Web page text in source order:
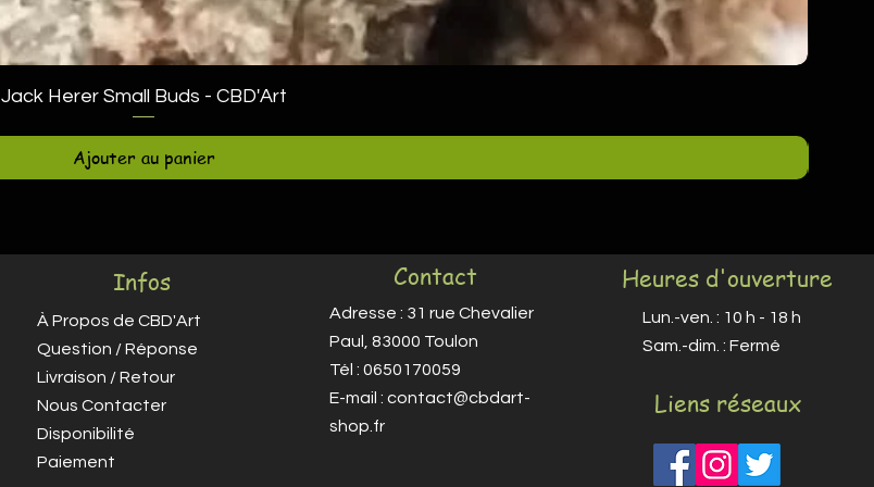
Aperçu rapide
Jack Herer Small Buds - CBD'Art
Ajouter au panier
Infos
À Propos de CBD'Art
Question / Réponse
Livraison / Retour
Nous Contacter
Disponibilité
Paiement
Contact
Adresse : 31 rue Chevalier
Paul, 83000 Toulon
Tél : 0650170059
E-mail : contact@cbdart-
shop.fr
Heures d'ouverture
Lun.-ven. : 10 h - 18 h
​​Sam.-dim. : Fermé
Liens réseaux